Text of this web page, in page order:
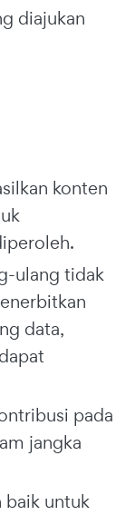
diajukan
konten
ulang tidak
data,
pada
jangka
baik untuk